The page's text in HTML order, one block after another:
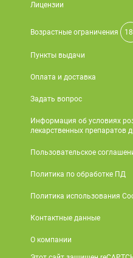
Лицензии
Возрастные ограничения
Пункты выдачи
Оплата и доставка
Задать вопрос
Информация об условиях
лекарственных препаратов
Пользовательское
Политика по обработке ПД
Политика использования
Контактные данные
О компании